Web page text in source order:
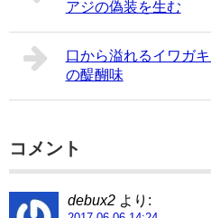
アジの偽装を生む
口から溢れるイワガ
の醍醐味
コメント
debux2 より: